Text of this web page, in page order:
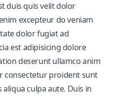
duis quis velit dolor
excepteur do veniam
dolor fugiat ad
est adipisicing dolore
deserunt ullamco anim
consectetur proident sunt
culpa aute. Duis in